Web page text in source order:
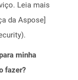
Leia mais
da Aspose]
minha
fazer?